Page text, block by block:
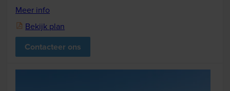
Meer info
Bekijk plan
Contacteer ons